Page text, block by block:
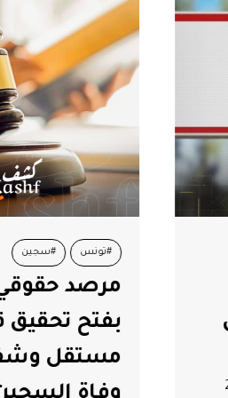
حقوقي يطالب
قضائي
وشفاف في